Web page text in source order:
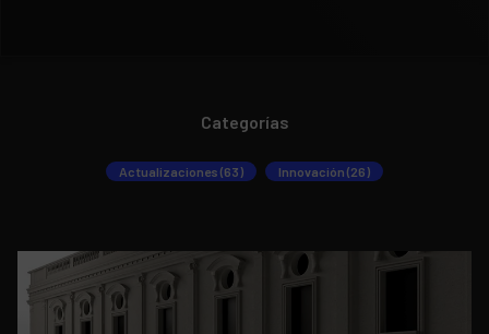
Categorías
Actualizaciones (63) Innovación (26)